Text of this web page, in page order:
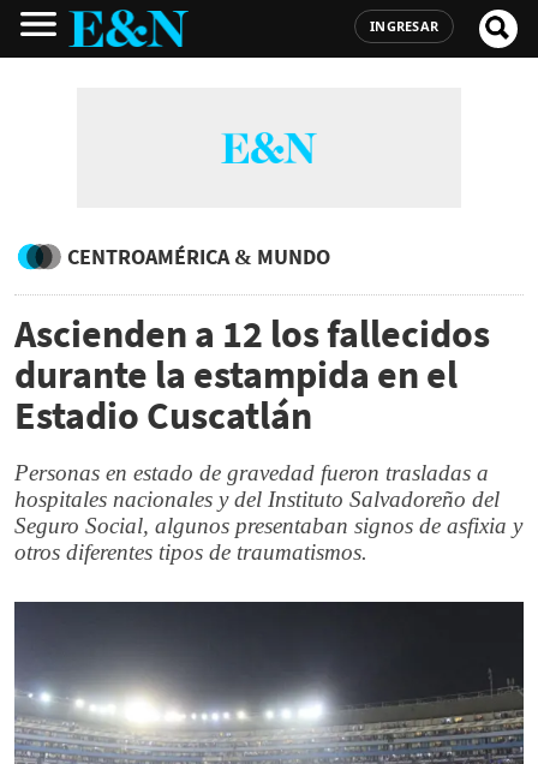
INGRESAR
CENTROAMÉRICA & MUNDO
Ascienden a 12 los fallecidos
durante la estampida en el
Estadio Cuscatlán
Personas en estado de gravedad fueron trasladas a
hospitales nacionales y del Instituto Salvadoreño del
Seguro Social, algunos presentaban signos de asfixia y
otros diferentes tipos de traumatismos.